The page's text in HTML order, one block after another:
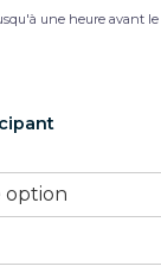
une heure avant